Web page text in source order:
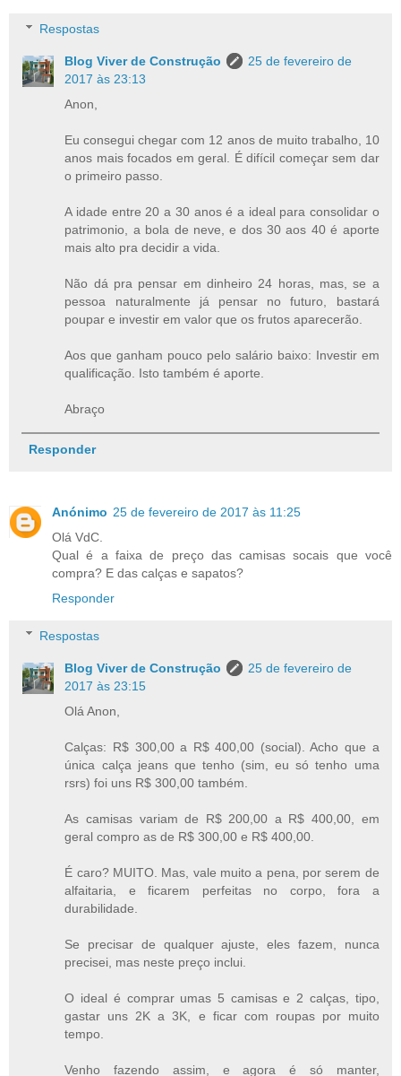
Respostas
Blog Viver de Construção
25 de fevereiro de
2017 às 23:13
Anon,
Eu consegui chegar com 12 anos de muito trabalho, 10
anos mais focados em geral. É difícil começar sem dar
o primeiro passo.
A idade entre 20 a 30 anos é a ideal para consolidar o
patrimonio, a bola de neve, e dos 30 aos 40 é aporte
mais alto pra decidir a vida.
Não dá pra pensar em dinheiro 24 horas, mas, se a
pessoa naturalmente já pensar no futuro, bastará
poupar e investir em valor que os frutos aparecerão.
Aos que ganham pouco pelo salário baixo: Investir em
qualificação. Isto também é aporte.
Abraço
Responder
Anónimo 25 de fevereiro de 2017 às 11:25
Olá VdC.
Qual é a faixa de preço das camisas socais que você
compra? E das calças e sapatos?
Responder
Respostas
Blog Viver de Construção
25 de fevereiro de
2017 às 23:15
Olá Anon,
Calças: R$ 300,00 a R$ 400,00 (social). Acho que a
única calça jeans que tenho (sim, eu só tenho uma
rsrs) foi uns R$ 300,00 também.
As camisas variam de R$ 200,00 a R$ 400,00, em
geral compro as de R$ 300,00 e R$ 400,00.
É caro? MUITO. Mas, vale muito a pena, por serem de
alfaitaria, e ficarem perfeitas no corpo, fora a
durabilidade.
Se precisar de qualquer ajuste, eles fazem, nunca
precisei, mas neste preço inclui.
O ideal é comprar umas 5 camisas e 2 calças, tipo,
gastar uns 2K a 3K, e ficar com roupas por muito
tempo.
Venho fazendo assim, e agora é só manter,